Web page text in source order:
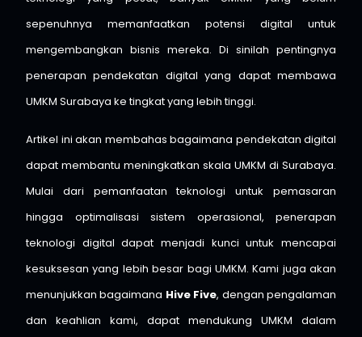
sepenuhnya memanfaatkan potensi digital untuk
mengembangkan bisnis mereka. Di sinilah pentingnya
penerapan pendekatan digital yang dapat membawa
UMKM Surabaya ke tingkat yang lebih tinggi.
Artikel ini akan membahas bagaimana pendekatan digital
dapat membantu meningkatkan skala UMKM di Surabaya.
Mulai dari pemanfaatan teknologi untuk pemasaran
hingga optimalisasi sistem operasional, penerapan
teknologi digital dapat menjadi kunci untuk mencapai
kesuksesan yang lebih besar bagi UMKM. Kami juga akan
menunjukkan bagaimana Hive Five, dengan pengalaman
dan keahlian kami, dapat mendukung UMKM dalam